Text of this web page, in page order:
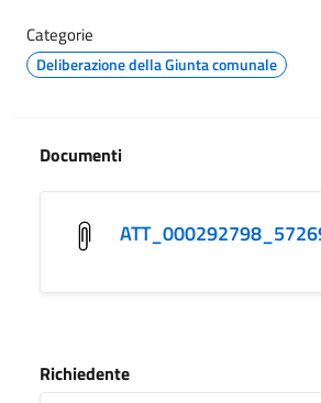
Categorie
Deliberazione della Giunta comunale
Documenti
Richiedente